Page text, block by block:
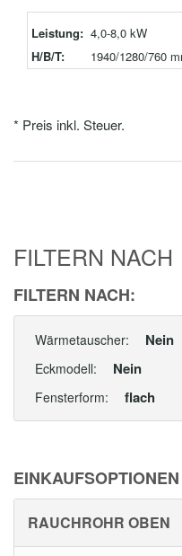
Leistung: 4,0-8,0 kW
H/B/T:
1940/1280/760
* Preis inkl. Steuer.
FILTERN NACH
FILTERN NACH:
Wärmetauscher: Nein
Eckmodell: Nein
Fensterform: flach
EINKAUFSOPTIONEN
RAUCHROHR OBEN